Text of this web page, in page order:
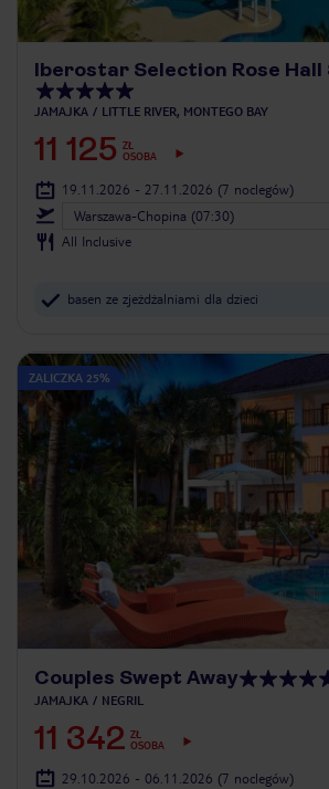
Iberostar Selection Rose Hall
JAMAJKA LITTLE RIVER, MONTEGO BAY
11 125 ZŁ
OSOBA
19.11.2026 - 27.11.2026 (7 noclegów)
Warszawa-Chopina (07:30)
All Inclusive
basen ze zjeżdżalniami dla dzieci
ZALICZKA 25%
Couples Swept Away
JAMAJKA NEGRIL
11 342 ZŁ
OSOBA
29.10.2026 - 06.11.2026 (7 noclegów)